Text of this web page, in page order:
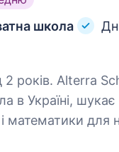
школа
— найкраща
в Україні, шукає
математики для